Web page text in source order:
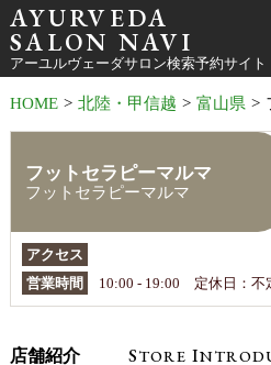
AYURVEDA
SALON NAVI
アーユルヴェーダサロン検索予約サイト
HOME > 北陸・甲信越 > 富山県 >
フットセラピーマルマ
フットセラピーマルマ
アクセス
営業時間
10:00 - 19:00 定休日：不
店舗紹介 STORE I